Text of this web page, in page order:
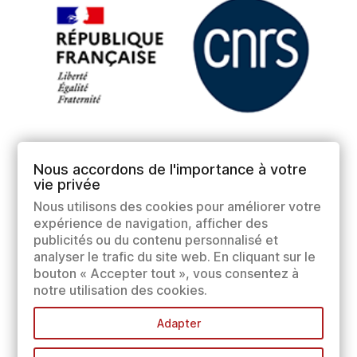
Nous accordons de l'importance à votre
vie privée
Nous utilisons des cookies pour améliorer votre
expérience de navigation, afficher des
publicités ou du contenu personnalisé et
analyser le trafic du site web. En cliquant sur le
bouton « Accepter tout », vous consentez à
notre utilisation des cookies.
Adapter